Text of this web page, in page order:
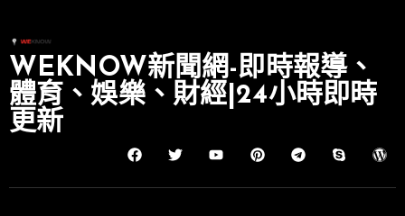
WEKNOW新聞網-即時報導、
體育、娛樂、財經|24小時即時
更新